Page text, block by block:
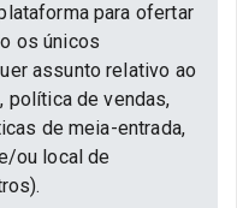
para ofertar
os únicos
assunto relativo ao
política de vendas,
de meia-entrada,
ou local de